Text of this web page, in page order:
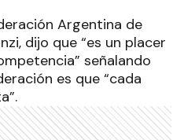
Argentina de
dijo que “es un placer
señalando
es que “cada